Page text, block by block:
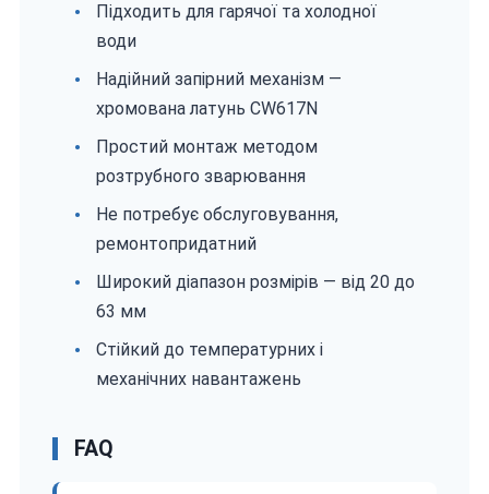
Підходить для гарячої та холодної
води
Надійний запірний механізм —
хромована латунь CW617N
Простий монтаж методом
розтрубного зварювання
Не потребує обслуговування,
ремонтопридатний
Широкий діапазон розмірів — від 20 до
63 мм
Стійкий до температурних і
механічних навантажень
FAQ